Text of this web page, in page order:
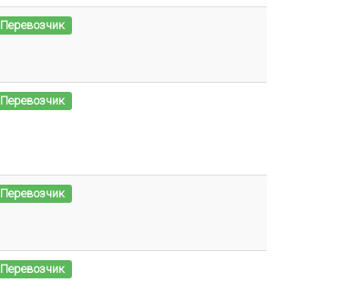
Перевозчик
Перевозчик
Перевозчик
Перевозчик